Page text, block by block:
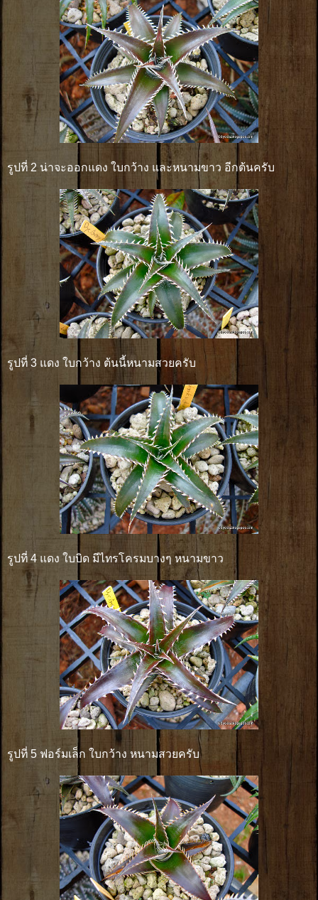
รูปที่ 2 น่าจะออกแดง ใบกว้าง และหนามขาว อีกต้นครับ
รูปที่ 3 แดง ใบกว้าง ต้นนี้หนามสวยครับ
รูปที่ 4 แดง ใบบิด มีไทรโครมบางๆ หนามขาว
รูปที่ 5 ฟอร์มเล็ก ใบกว้าง หนามสวยครับ